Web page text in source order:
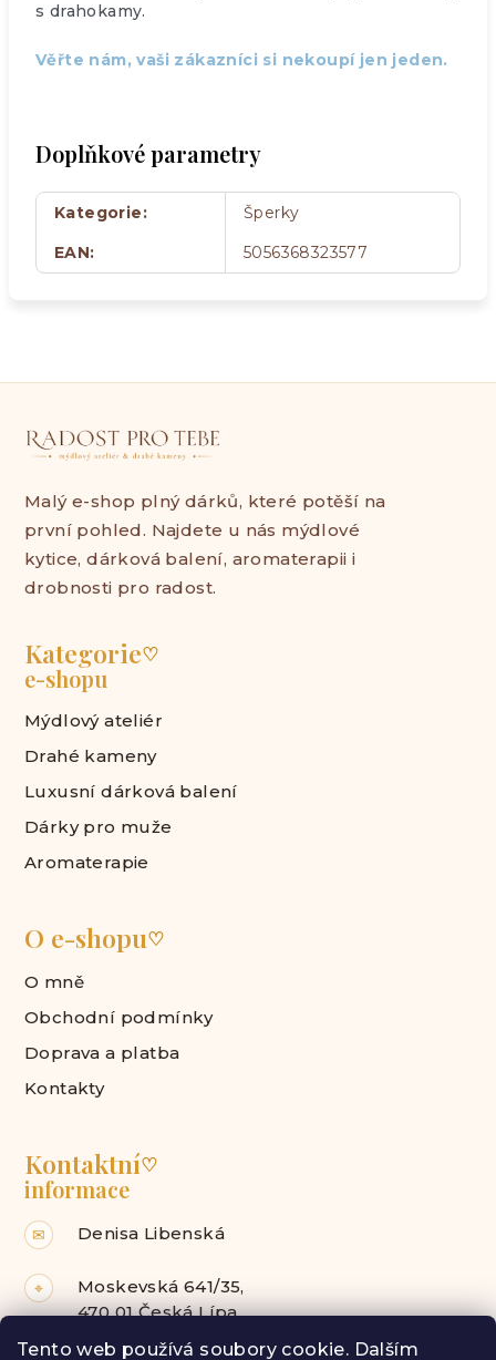
Tento web používá soubory cookie. Dalším
s drahokamy.
Věřte nám, vaši zákazníci si nekoupí jen jeden.
Doplňkové parametry
Kategorie:
Šperky
EAN: 5056368323577
Malý e-shop plný dárků, které potěší na
první pohled. Najdete u nás mýdlové
kytice, dárková balení, aromaterapii i
drobnosti pro radost.
Kategorie♡
e-shopu
Mýdlový ateliér
Drahé kameny
Luxusní dárková balení
Dárky pro muže
Aromaterapie
O e-shopu♡
O mně
Obchodní podmínky
Doprava a platba
Kontakty
Kontaktní♡
informace
✉ Denisa Libenská
⌖
Moskevská 641/35,
470 01 Česká Lípa